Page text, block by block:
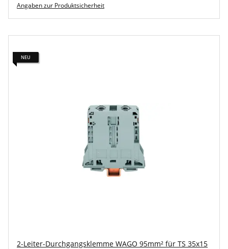
Angaben zur Produktsicherheit
NEU
2-Leiter-Durchgangsklemme WAGO 95mm² für TS 35x15